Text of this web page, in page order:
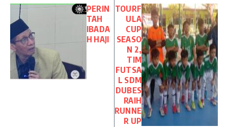
PERIN
TAH
IBADA
H HAJI
TOURF
ULA
CUP
SEASO
N 2,
TIM
FUTSA
L SDM
DUBES
RAIH
RUNNE
R UP